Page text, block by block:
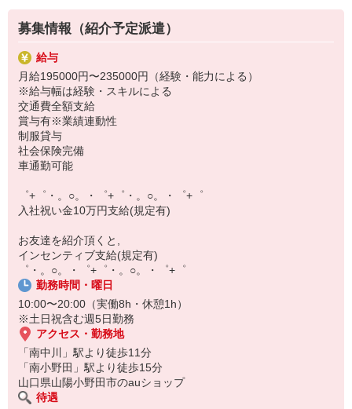
▼オフィスワーク
事務、経理、データ入力、コールセンター、受付
▼工場・製造・軽作業系
機械/食品製造・梱包・仕分け・加工・組立・検査
▼美容系
眉毛サロンのアイブロウ・ネイリスト・エステ
▼営業・販売
法人営業・アパレル販売・個別指導塾・人材紹介
▼人気案件も多数♪
短期・期間限定・オープニング・官公庁案件
上場/優良/大手企業など
【スマホ面接実施中】
￣￣￣￣￣￣￣￣￣
自宅に居ながらスマホでカンタン面接OK！
オンライン面談なのでスピード対応。
満足度◎
■携帯やインターネット販売業務
docomo(ドコモ)/au(エーユー)・KDDI/softbank(ソフトバンク)など
の大手キャリアから
ワイモバイル(Y!mobille)、楽天モバイル、UQなど格安スマホまで幅
広く紹介可能♪
人気のApple（アップル）店舗もございます！
募集情報（紹介予定派遣）
給与
月給195000円〜235000円（経験・能力による）
※給与幅は経験・スキルによる
交通費全額支給
賞与有※業績連動性
制服貸与
社会保険完備
車通勤可能
゜+゜・。○。・゜+゜・。○。・゜+゜
入社祝い金10万円支給(規定有)
お友達を紹介頂くと,
インセンティブ支給(規定有)
゜・。○。・゜+゜・。○。・゜+゜
勤務時間・曜日
10:00〜20:00（実働8h・休憩1h）
※土日祝含む週5日勤務
アクセス・勤務地
「南中川」駅より徒歩11分
「南小野田」駅より徒歩15分
山口県山陽小野田市のauショップ
待遇